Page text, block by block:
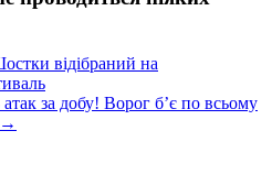
відібраний на
за добу! Ворог б’є по всьому
→